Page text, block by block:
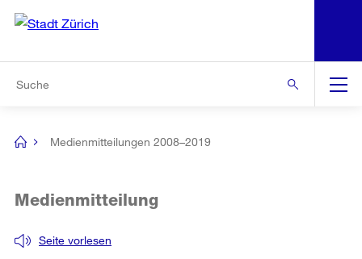
Navigation
[no
Medienmitteilungen 2008–2019
Seite vorlesen
Medienmitteilung